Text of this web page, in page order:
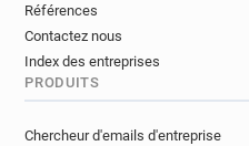
Références
Contactez nous
Index des entreprises
PRODUITS
Chercheur d'emails d'entreprise